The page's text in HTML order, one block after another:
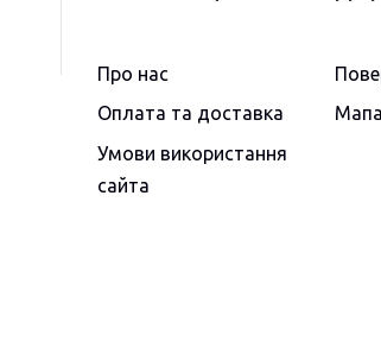
Про нас
Оплата та доставка
Умови використання
сайта